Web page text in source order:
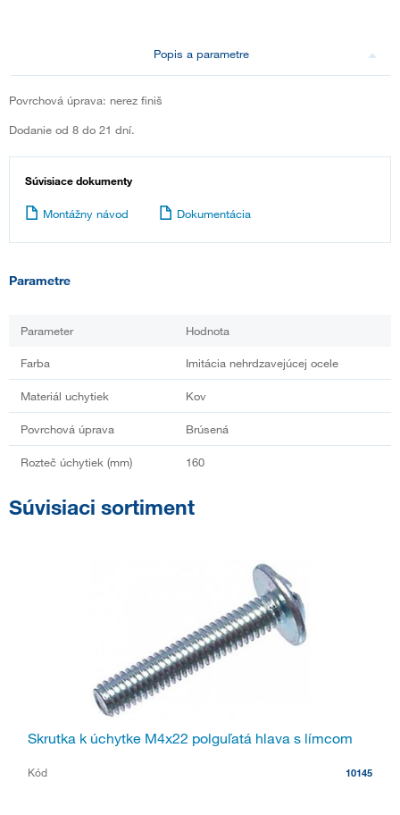
Popis a parametre
Povrchová úprava: nerez finiš
Dodanie od 8 do 21 dní.
Súvisiace dokumenty
Montážny návod Dokumentácia
Parametre
Parameter Hodnota
Farba Imitácia nehrdzavejúcej ocele
Materiál uchytiek Kov
Povrchová úprava Brúsená
Rozteč úchytiek (mm) 160
Súvisiaci sortiment
Skrutka k úchytke M4x22 polguľatá hlava s límcom
Kód 10145